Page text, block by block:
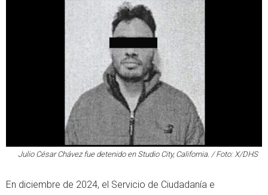
Julio César Chávez fue detenido en Studio City, California. / Foto: X/DHS
En diciembre de 2024, el Servicio de Ciudadanía e